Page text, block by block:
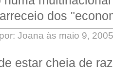
dos
Joana às maio 9,
estar cheia de